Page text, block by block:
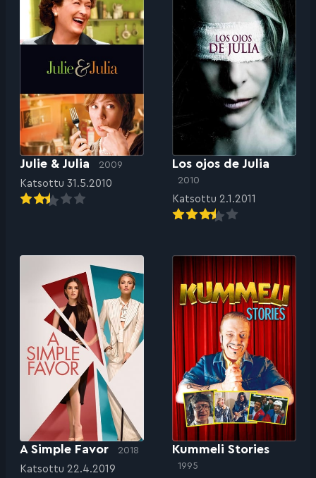
Julie & Julia 2009
Katsottu 31.5.2010
Los ojos de Julia
2010
Katsottu 2.1.2011
A Simple Favor 2018
Katsottu 22.4.2019
Kummeli Stories
1995